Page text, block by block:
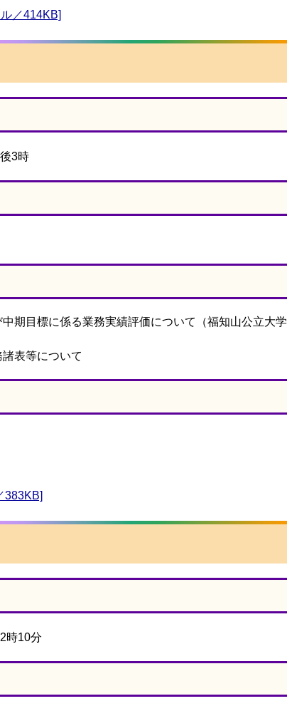
／414KB]
3時
期目標に係る業務実績評価について（福知山公立大学
表等について
383KB]
10分